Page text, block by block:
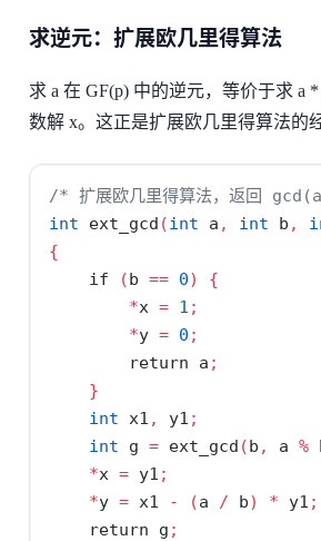
求逆元：扩展欧几里得算法
求 a 在 GF(p) 中的逆元，等价于求 a
数解 x。这正是扩展欧几里得算法的
/* 扩展欧几里得算法，返回
int ext_gcd (int a , int b ,
{
if
(b == 0)
{
*x = 1 ;
*y = 0 ;
return a ;
}
int x1 , y1 ;
int g = ext_gcd (b , a %
*x = y1 ;
*y = x1 - (a / b) * y1 ;
return g ;